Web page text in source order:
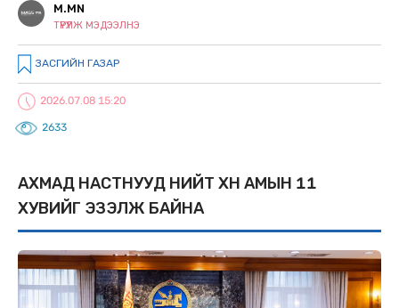
M.MN
ТҮРҮҮЛЖ МЭДЭЭЛНЭ
ЗАСГИЙН ГАЗАР
2026.07.08 15:20
2633
АХМАД НАСТНУУД НИЙТ ХҮН АМЫН 11
ХУВИЙГ ЭЗЭЛЖ БАЙНА